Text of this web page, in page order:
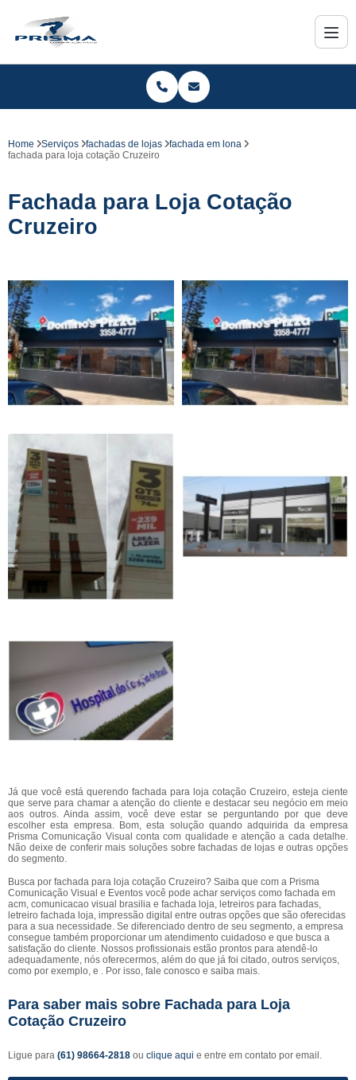
Home Serviços fachadas de lojas
fachada em lona
fachada para loja cotação Cruzeiro
Fachada para Loja Cotação
Cruzeiro
Já que você está querendo fachada para loja cotação Cruzeiro, esteja ciente
que serve para chamar a atenção do cliente e destacar seu negócio em meio
aos outros. Ainda assim, você deve estar se perguntando por que deve
escolher esta empresa. Bom, esta solução quando adquirida da empresa
Prisma Comunicação Visual conta com qualidade e atenção a cada detalhe.
Não deixe de conferir mais soluções sobre fachadas de lojas e outras opções
do segmento.
Busca por fachada para loja cotação Cruzeiro? Saiba que com a Prisma
Comunicação Visual e Eventos você pode achar serviços como fachada em
acm, comunicacao visual brasilia e fachada loja, letreiros para fachadas,
letreiro fachada loja, impressão digital entre outras opções que são oferecidas
para a sua necessidade. Se diferenciado dentro de seu segmento, a empresa
consegue também proporcionar um atendimento cuidadoso e que busca a
satisfação do cliente. Nossos profissionais estão prontos para atendê-lo
adequadamente, nós oferecermos, além do que já foi citado, outros serviços,
como por exemplo, e . Por isso, fale conosco e saiba mais.
Para saber mais sobre Fachada para Loja
Cotação Cruzeiro
Ligue para (61) 98664-2818 ou clique aqui e entre em contato por email.